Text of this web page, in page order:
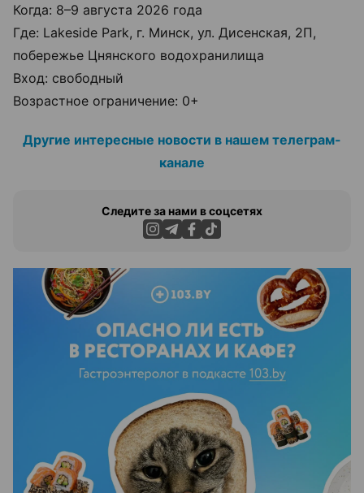
Когда: 8–9 августа 2026 года
Где: Lakeside Park, г. Минск, ул. Дисенская, 2П,
побережье Цнянского водохранилища
Вход: свободный
Возрастное ограничение: 0+
Другие интересные новости в нашем телеграм-
канале
Следите за нами в соцсетях